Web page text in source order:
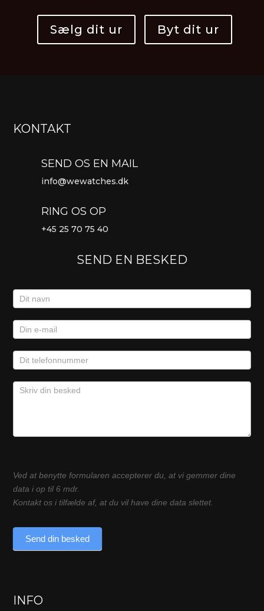
Sælg dit ur Byt dit ur
KONTAKT
SEND OS EN MAIL
info@wewatches.dk
RING OS OP
+45 25 70 75 40
SEND EN BESKED
Kontaktformular
Ved at benytte formularen accepterer du, at vi gemmer dine
data i op til 6 mdr.
Kontakt os i tilfælde af, at du vil have dine data slettet.
Send din besked
INFO